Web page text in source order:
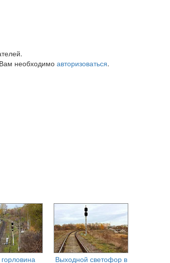
необходимо авторизоваться.
Выходной светофор в